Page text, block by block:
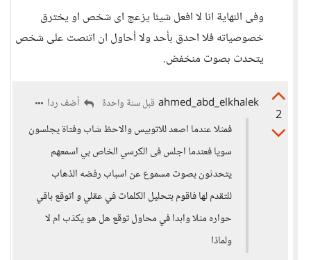
وفى النهاية انا لا افعل شيئا يزعج اى شخص او يخترق
خصوصياته فلا احدق بأحد ولا أحاول ان اتنصت على شخص
يتحدث بصوت منخفض.
2
ahmed_abd_elkhalek قبل سنة واحدة
أضف ردا
فمثلا عندما اصعد للاتوبيس والاحظ شاب وفتاة يجلسون
سويا فعندما اجلس فى الكرسي الخاص بي اسمعهم
يتحدثون بصوت مسموع عن اسباب رفضه الذهاب
للتقدم لها فاقوم بتحليل الكلمات في عقلي و اتوقع باقي
حواره مثلا وابدا في محاول توقع هل هو يكذب ام لا
ولماذا